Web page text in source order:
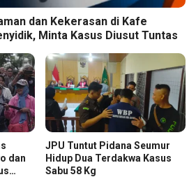
dan Kekerasan di Kafe
Minta Kasus Diusut Tuntas
dan
JPU Tuntut Pidana Seumur
Hidup Dua Terdakwa Kasus
Sabu 58 Kg